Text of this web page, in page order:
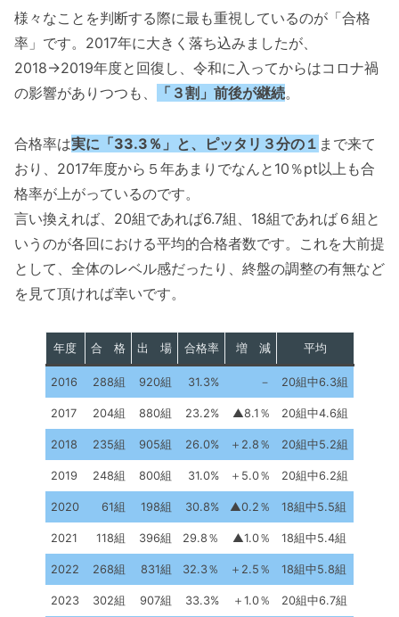
様々なことを判断する際に最も重視しているのが「合格
率」です。2017年に大きく落ち込みましたが、
2018→2019年度と回復し、令和に入ってからはコロナ禍
の影響がありつつも、
「３割」前後が継続。
合格率は実に「33.3％」と、ピッタリ３分の１ まで来て
おり、2017年度から５年あまりでなんと10％pt以上も合
格率が上がっているのです。
言い換えれば、20組であれば6.7組、18組であれば６組と
いうのが各回における平均的合格者数です。これを大前提
として、全体のレベル感だったり、終盤の調整の有無など
を見て頂ければ幸いです。
年度 合 格 出 場 合格率 増 減 平均
2016 288組 920組 31.3% － 20組中6.3組
2017 204組 880組 23.2% ▲8.1％ 20組中4.6組
2018 235組 905組 26.0% ＋2.8％ 20組中5.2組
2019 248組 800組 31.0% ＋5.0％ 20組中6.2組
2020 61組 198組 30.8% ▲0.2％ 18組中5.5組
2021 118組 396組 29.8％ ▲1.0％ 18組中5.4組
2022 268組 831組 32.3％ ＋2.5％ 18組中5.8組
2023 302組 907組 33.3% ＋1.0％ 20組中6.7組